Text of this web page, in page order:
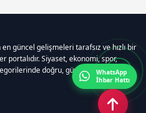
güncel gelişmeleri tarafsız ve hızlı bir
portalıdır. Siyaset, ekonomi, spor,
doğru, güvenilir ve anlık
WhatsApp
İhbar Hattı